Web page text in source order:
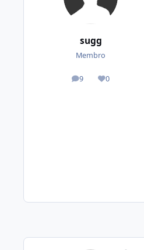
sugg
Membro
9
posts 0
Reputação